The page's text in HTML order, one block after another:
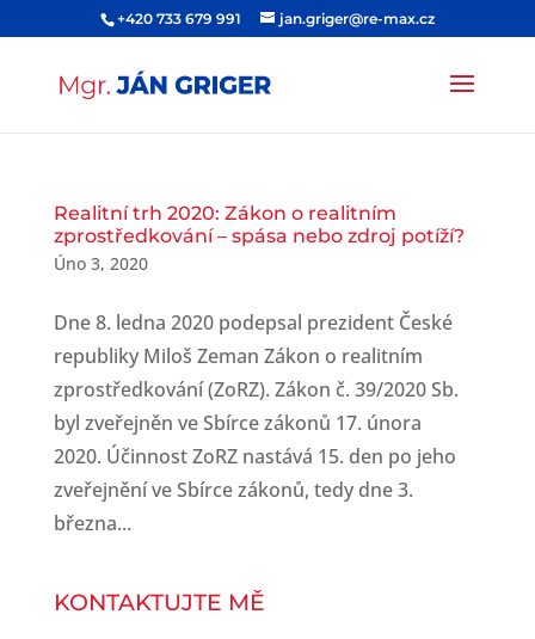
+420 733 679 991 jan.griger@re-max.cz
Realitní trh 2020: Zákon o realitním
zprostředkování – spása nebo zdroj potíží?
Úno 3, 2020
Dne 8. ledna 2020 podepsal prezident České
republiky Miloš Zeman Zákon o realitním
zprostředkování (ZoRZ). Zákon č. 39/2020 Sb.
byl zveřejněn ve Sbírce zákonů 17. února
2020. Účinnost ZoRZ nastává 15. den po jeho
zveřejnění ve Sbírce zákonů, tedy dne 3.
března...
KONTAKTUJTE MĚ